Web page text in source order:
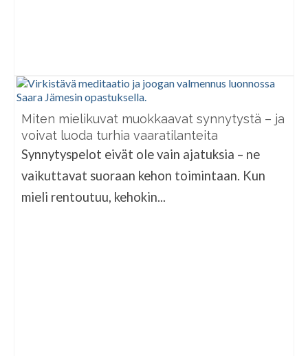
Miten mielikuvat muokkaavat synnytystä – ja
voivat luoda turhia vaaratilanteita
Synnytyspelot eivät ole vain ajatuksia – ne
vaikuttavat suoraan kehon toimintaan. Kun
mieli rentoutuu, kehokin...